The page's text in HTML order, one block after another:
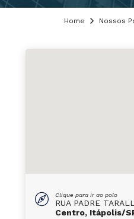
Home Nossos
Clique para ir ao polo
RUA PADRE
Centro, Itápolis/